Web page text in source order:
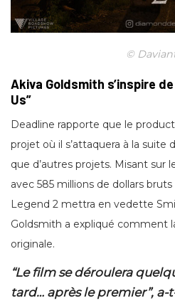
©
Akiva Goldsmith s’inspire
Us”
Deadline rapporte que le
projet où il s’attaquera à la suite
que d’autres projets. Misant sur
avec 585 millions de dollars
Legend 2 mettra en vedette
Goldsmith a expliqué comment
originale.
“Le film se déroulera
tard… après le premier”, a-